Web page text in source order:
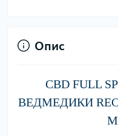
Опис
CBD FULL
ВЕДМЕДИКИ